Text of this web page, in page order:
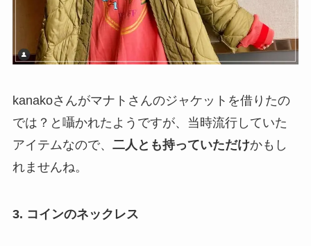
kanakoさんがマナトさんのジャケットを借りたの
では？と囁かれたようですが、当時流行していた
アイテムなので、 二人とも持っていただけかもし
れませんね。
3. コインのネックレス